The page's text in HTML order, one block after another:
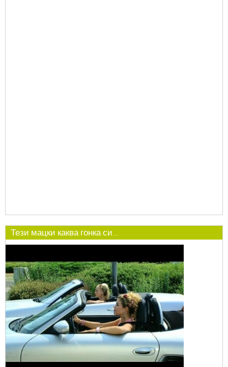
Тези мацки каква гонка си...